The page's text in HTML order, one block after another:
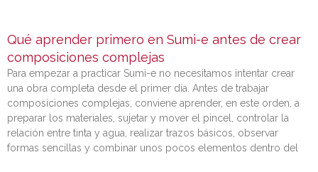
Qué aprender primero en Sumi-e antes de crear
composiciones complejas
Para empezar a practicar Sumi-e no necesitamos intentar crear
una obra completa desde el primer día. Antes de trabajar
composiciones complejas, conviene aprender, en este orden, a
preparar los materiales, sujetar y mover el pincel, controlar la
relación entre tinta y agua, realizar trazos básicos, observar
formas sencillas y combinar unos pocos elementos dentro del